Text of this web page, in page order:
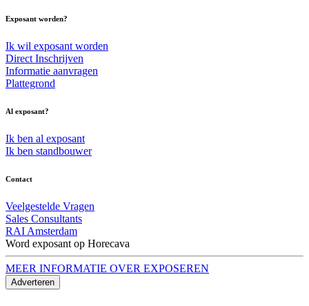
Exposant worden?
Ik wil exposant worden
Direct Inschrijven
Informatie aanvragen
Plattegrond
Al exposant?
Ik ben al exposant
Ik ben standbouwer
Contact
Veelgestelde Vragen
Sales Consultants
RAI Amsterdam
Word exposant op Horecava
MEER INFORMATIE OVER EXPOSEREN
Adverteren